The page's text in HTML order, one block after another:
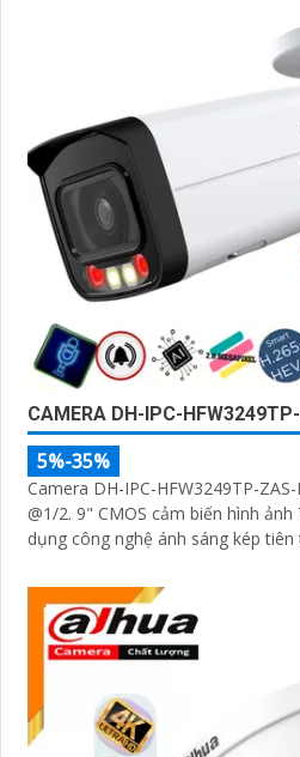
CAMERA DH-IPC-
5%-35%
Camera DH-IPC-HFW3249TP-
@1/2. 9" CMOS cảm biến hình
dụng công nghệ ánh sáng kép tiên